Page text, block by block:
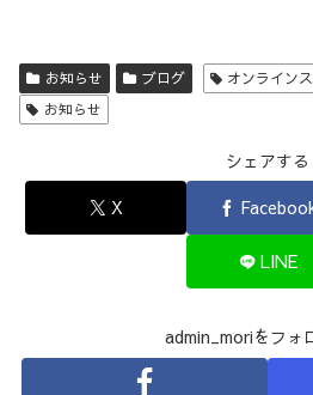
お知らせ ブログ
オンライン
お知らせ
シェアする
X
LINE
admin_moriをフォ